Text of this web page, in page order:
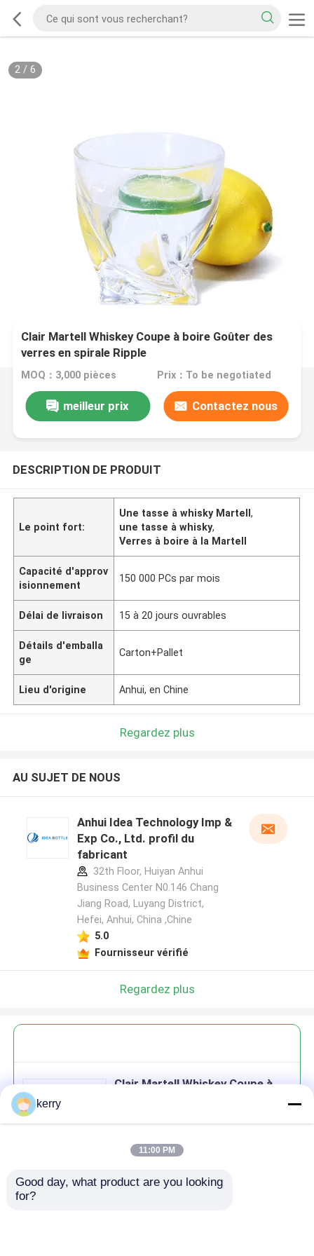
2/ 6
Clair Martell Whiskey Coupe à boire Goûter des
verres en spirale Ripple
MOQ：3,000 pièces Prix：To be negotiated
meilleur prix Contactez nous
DESCRIPTION DE PRODUIT
Le point fort:
Une tasse à whisky Martell,
une tasse à whisky,
Verres à boire à la Martell
Capacité d'approv
isionnement
150 000 PCs par mois
Délai de livraison 15 à 20 jours ouvrables
Détails d'emballa
ge
Carton+Pallet
Lieu d'origine Anhui, en Chine
Regardez plus
AU SUJET DE NOUS
Anhui Idea Technology Imp &
Exp Co., Ltd. profil du
fabricant
32th Floor, Huiyan Anhui
Business Center N0.146 Chang
Jiang Road, Luyang District,
Hefei, Anhui, China ,Chine
5.0
Fournisseur vérifié
Regardez plus
Clair Martell Whiskey Coupe à
Continuer
kerry
11:00 PM
Good day, what product are you looking
for?